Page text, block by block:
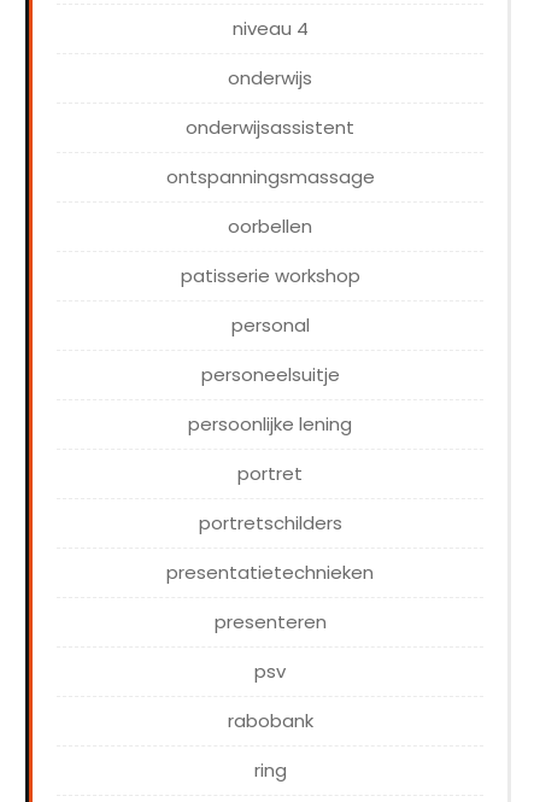
niveau 4
onderwijs
onderwijsassistent
ontspanningsmassage
oorbellen
patisserie workshop
personal
personeelsuitje
persoonlijke lening
portret
portretschilders
presentatietechnieken
presenteren
psv
rabobank
ring